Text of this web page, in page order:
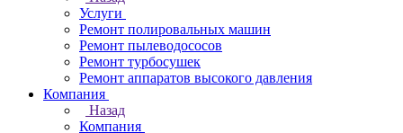
Услуги
Ремонт полировальных машин
Ремонт пылеводососов
Ремонт турбосушек
Ремонт аппаратов высокого давления
Компания
Назад
Компания